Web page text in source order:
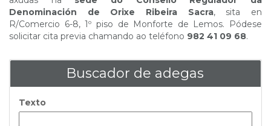
Denominación de Orixe Ribeira Sacra, sita en
R/Comercio 6-8, 1º piso de Monforte de Lemos. Pódese
solicitar cita previa chamando ao teléfono 982 41 09 68.
Buscador de adegas
Texto